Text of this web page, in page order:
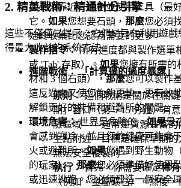
您必須靠近一棵樹並使用工具（最
它。 如果您想要石頭， 那麼您必須
始終收集比您認為需要的更多。
製作指令：所有進度都與製作選單
或 'Tab' 存取）。 如果您擁有所需的
材和 3 個石頭），那麼您可以製作
這反過來又使您能夠更快、更有效
解鎖更好的裝備和避難所的關鍵。
環境危害：世界是危險的。如果是
會感到寒冷，並且您的健康可能會
火或避難所。如果您遇到野生動物
的玩家），那麼您必須準備好使用
或迅速逃跑。您必須建造一個安全
2. 精英戰術：精通計分引擎
這些不僅僅是提示；它們是旨在利用遊
得最大收益的系統方法。
進階戰術： 「計算過的過度暴露」
原則：這個戰術是關於在關
期」窗口（第 5-15 分鐘）有
險區域——通常是資源豐富的
生點附近。目標是確保早期
無法安全複製的。
執行：首先，你需要確定稀
（例如，金屬礦石）。然後